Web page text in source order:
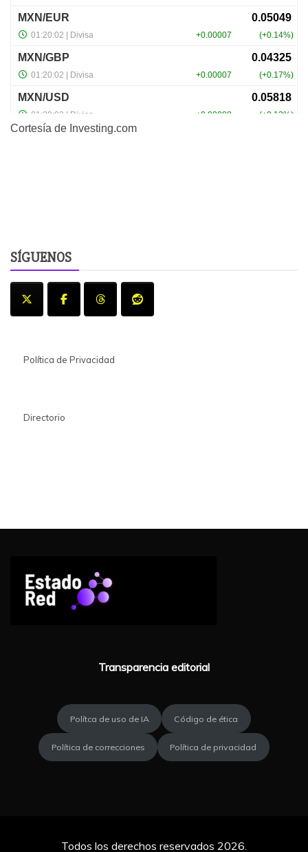
Cortesía de Investing.com
SÍGUENOS
Política de Privacidad
Directorio
Transparencia editorial
Polítca de uso de IA Código de ética
Política de correcciones Política de privacidad
Todos los derechos reservados 2026.